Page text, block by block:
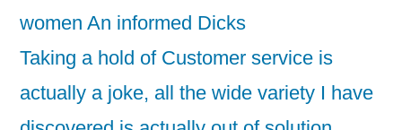
women An informed Dicks
Taking a hold of Customer service is
actually a joke, all the wide variety I have